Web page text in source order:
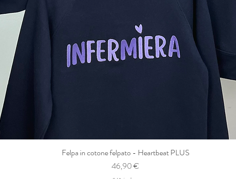
Felpa in cotone felpato - Heartbeat PLUS
Prezzo
46,90 €